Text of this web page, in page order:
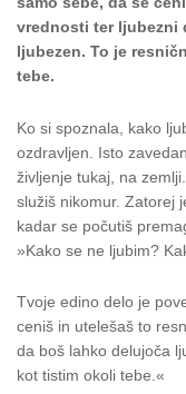
vrednosti ter ljubezni
ljubezen. To je
tebe.
Ko si spoznala, kako
ozdravljen. Isto
življenje tukaj, na
služiš nikomur. Zatorej
kadar se počutiš
»Kako se ne ljubim?
Tvoje edino delo je
ceniš in utelešaš to
da boš lahko delujoča
kot tistim okoli tebe.«